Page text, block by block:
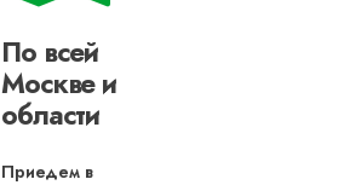
По всей
Москве и
области
Приедем в